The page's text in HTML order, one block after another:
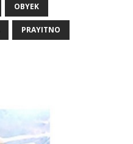
OBYEK
PRAYITNO